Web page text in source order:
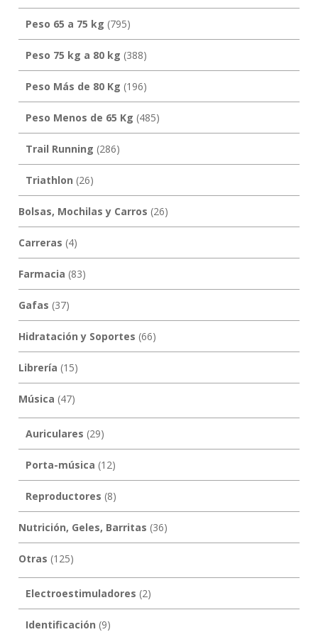
Peso 65 a 75 kg (795)
Peso 75 kg a 80 kg (388)
Peso Más de 80 Kg (196)
Peso Menos de 65 Kg (485)
Trail Running (286)
Triathlon (26)
Bolsas, Mochilas y Carros (26)
Carreras (4)
Farmacia (83)
Gafas (37)
Hidratación y Soportes (66)
Librería (15)
Música (47)
Auriculares (29)
Porta-música (12)
Reproductores (8)
Nutrición, Geles, Barritas (36)
Otras (125)
Electroestimuladores (2)
Identificación (9)